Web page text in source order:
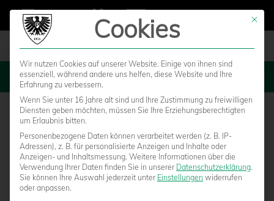
MENU
Mit
Cookies
Wir nutzen Cookies auf unserer Website. Einige von ihnen sind
essenziell, während andere uns helfen, diese Website und Ihre
Erfahrung zu verbessern.
Wenn Sie unter 16 Jahre alt sind und Ihre Zustimmung zu freiwilligen
Diensten geben möchten, müssen Sie Ihre Erziehungsberechtigten
um Erlaubnis bitten.
Personenbezogene Daten können verarbeitet werden (z. B. IP-
Adressen), z. B. für personalisierte Anzeigen und Inhalte oder
Anzeigen- und Inhaltsmessung. Weitere Informationen über die
Verwendung Ihrer Daten finden Sie in unserer Datenschutzerklärung.
Sie können Ihre Auswahl jederzeit unter Einstellungen widerrufen
oder anpassen.